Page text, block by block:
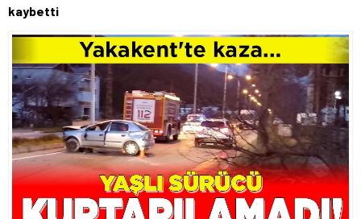
kaybetti